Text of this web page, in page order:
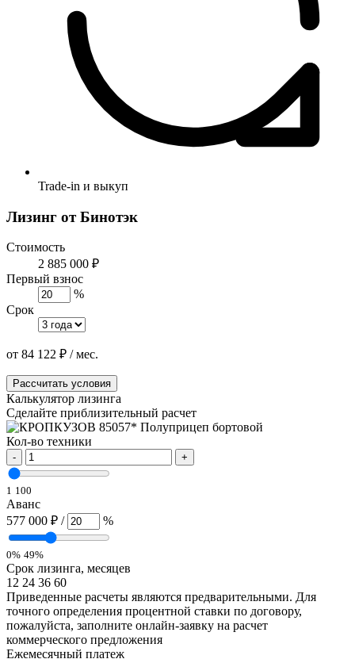
Trade-in и выкуп
Лизинг от Бинотэк
Стоимость
2 885 000 ₽
Первый взнос
%
Срок
от 84 122 ₽ / мес.
Рассчитать условия
Калькулятор лизинга
Сделайте приблизительный расчет
Кол-во техники
- +
1 100
Аванс
577 000 ₽ / %
0% 49%
Срок лизинга, месяцев
12 24 36 60
Приведенные расчеты являются предварительными. Для
точного определения процентной ставки по договору,
пожалуйста, заполните онлайн-заявку на расчет
коммерческого предложения
Ежемесячный платеж